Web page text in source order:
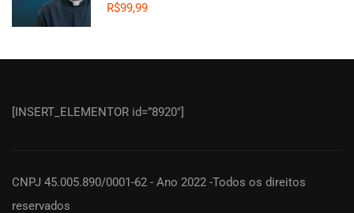
R$99,99
[INSERT_ELEMENTOR id=”8920″]
CNPJ 45.005.890/0001-62 - Ano 2022 -Todos os direitos
reservados